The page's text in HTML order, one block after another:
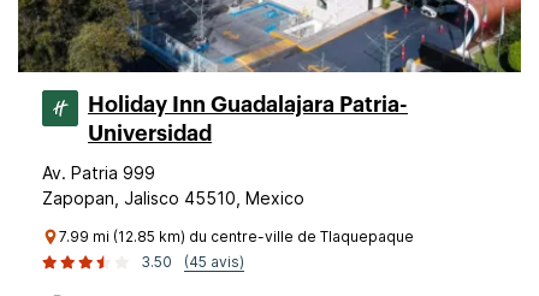
Holiday Inn Guadalajara Patria-
Universidad
Av. Patria 999
Zapopan, Jalisco 45510, Mexico
7.99 mi (12.85 km) du centre-ville de Tlaquepaque
3.50
(45 avis)